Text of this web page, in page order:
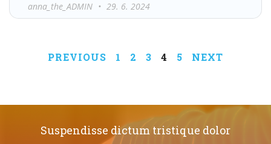
anna_the_ADMIN 29. 6. 2024
PREVIOUS 1 2 3 4 5 NEXT
Suspendisse dictum tristique dolor